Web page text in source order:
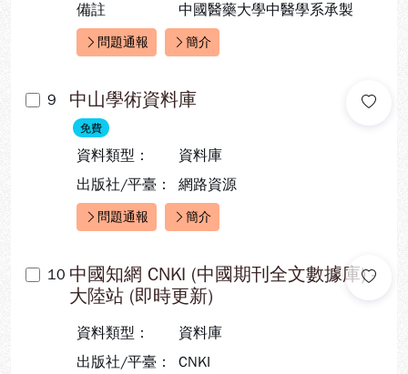
備註
中國醫藥大學中醫學系承製
快速連結：
問題通報 簡介
9 中山學術資料庫
免費
資料類型：
資料庫
出版社/平臺：
網路資源
快速連結：
問題通報 簡介
10 中國知網 CNKI (中國期刊全文數據庫) -
大陸站 (即時更新)
資料類型：
資料庫
出版社/平臺：
CNKI